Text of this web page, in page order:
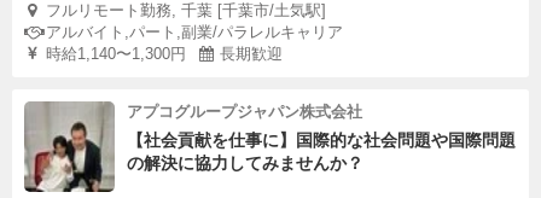
フルリモート勤務, 千葉 [千葉市/土気駅]
アルバイト,パート,副業/パラレルキャリア
時給1,140〜1,300円
長期歓迎
アプコグループジャパン株式会社
【社会貢献を仕事に】国際的な社会問題や国際問題
の解決に協力してみませんか？